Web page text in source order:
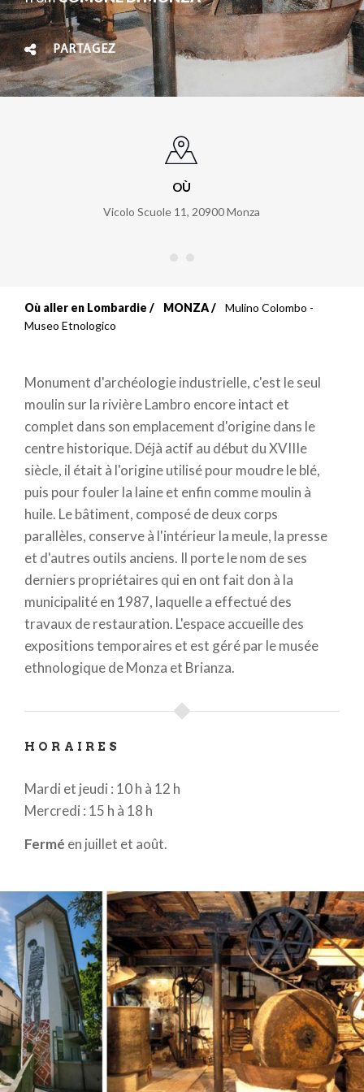
PARTAGEZ
OÙ
Vicolo Scuole 11, 20900Monza
Fil
Où aller en Lombardie MONZA
Mulino Colombo -
Museo Etnologico
Monument d'archéologie industrielle, c'est le seul
moulin sur la rivière Lambro encore intact et
complet dans son emplacement d'origine dans le
centre historique. Déjà actif au début du XVIIIe
siècle, il était à l'origine utilisé pour moudre le blé,
puis pour fouler la laine et enfin comme moulin à
huile. Le bâtiment, composé de deux corps
parallèles, conserve à l'intérieur la meule, la presse
et d'autres outils anciens. Il porte le nom de ses
derniers propriétaires qui en ont fait don à la
municipalité en 1987, laquelle a effectué des
travaux de restauration. L'espace accueille des
expositions temporaires et est géré par le musée
ethnologique de Monza et Brianza.
HORAIRES
Mardi et jeudi : 10 h à 12 h
Mercredi : 15 h à 18 h
Fermé en juillet et août.